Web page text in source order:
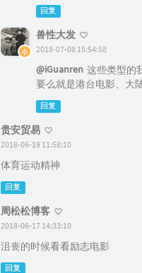
回复
兽性大发
2018-07-08 15:54:58
@iGuanren 这些类型的
要么就是港台电影、大
回复
贵安贸易
2018-06-19 11:58:10
体育运动精神
回复
周松松博客
2018-06-17 14:33:10
沮丧的时候看看励志电影
回复